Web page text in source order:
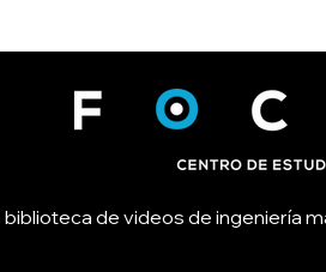
biblioteca de videos de ingeniería